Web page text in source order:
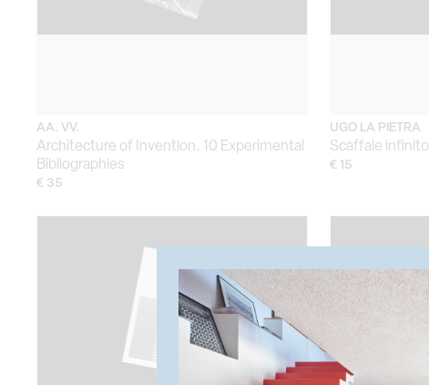
AA. VV.
Architecture of Invention. 10 Experimental
Bibliographies
€ 35
UGO LA PIETRA
Scaffale infinito
€ 15